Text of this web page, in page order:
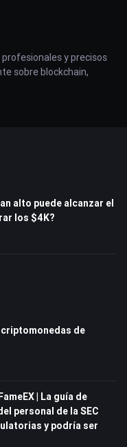
y precisos
sobre blockchain,
alto puede alcanzar el
los $4K?
de
| La guía de
personal de la SEC
y podría ser